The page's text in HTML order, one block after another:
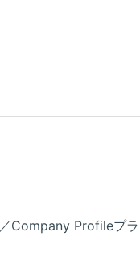
Company Profileプ